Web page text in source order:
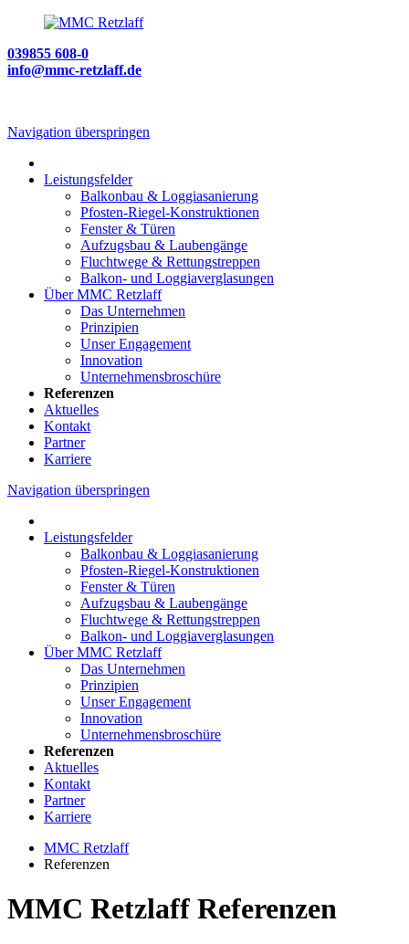
039855 608-0
info@mmc-retzlaff.de
Navigation überspringen
Leistungsfelder
Balkonbau & Loggiasanierung
Pfosten-Riegel-Konstruktionen
Fenster & Türen
Aufzugsbau & Laubengänge
Fluchtwege & Rettungstreppen
Balkon- und Loggiaverglasungen
Über MMC Retzlaff
Das Unternehmen
Prinzipien
Unser Engagement
Innovation
Unternehmensbroschüre
Referenzen
Aktuelles
Kontakt
Partner
Karriere
Navigation überspringen
Leistungsfelder
Balkonbau & Loggiasanierung
Pfosten-Riegel-Konstruktionen
Fenster & Türen
Aufzugsbau & Laubengänge
Fluchtwege & Rettungstreppen
Balkon- und Loggiaverglasungen
Über MMC Retzlaff
Das Unternehmen
Prinzipien
Unser Engagement
Innovation
Unternehmensbroschüre
Referenzen
Aktuelles
Kontakt
Partner
Karriere
MMC Retzlaff
Referenzen
MMC Retzlaff Referenzen